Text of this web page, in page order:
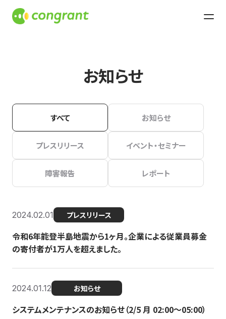
お知らせ
すべて お知らせ
プレスリリース イベント・セミナー
障害報告 レポート
2024.02.01 プレスリリース
令和6年能登半島地震から1ヶ月。企業による従業員募金
の寄付者が1万人を超えました。
2024.01.12 お知らせ
システムメンテナンスのお知らせ（2/5 月 02:00〜05:00）